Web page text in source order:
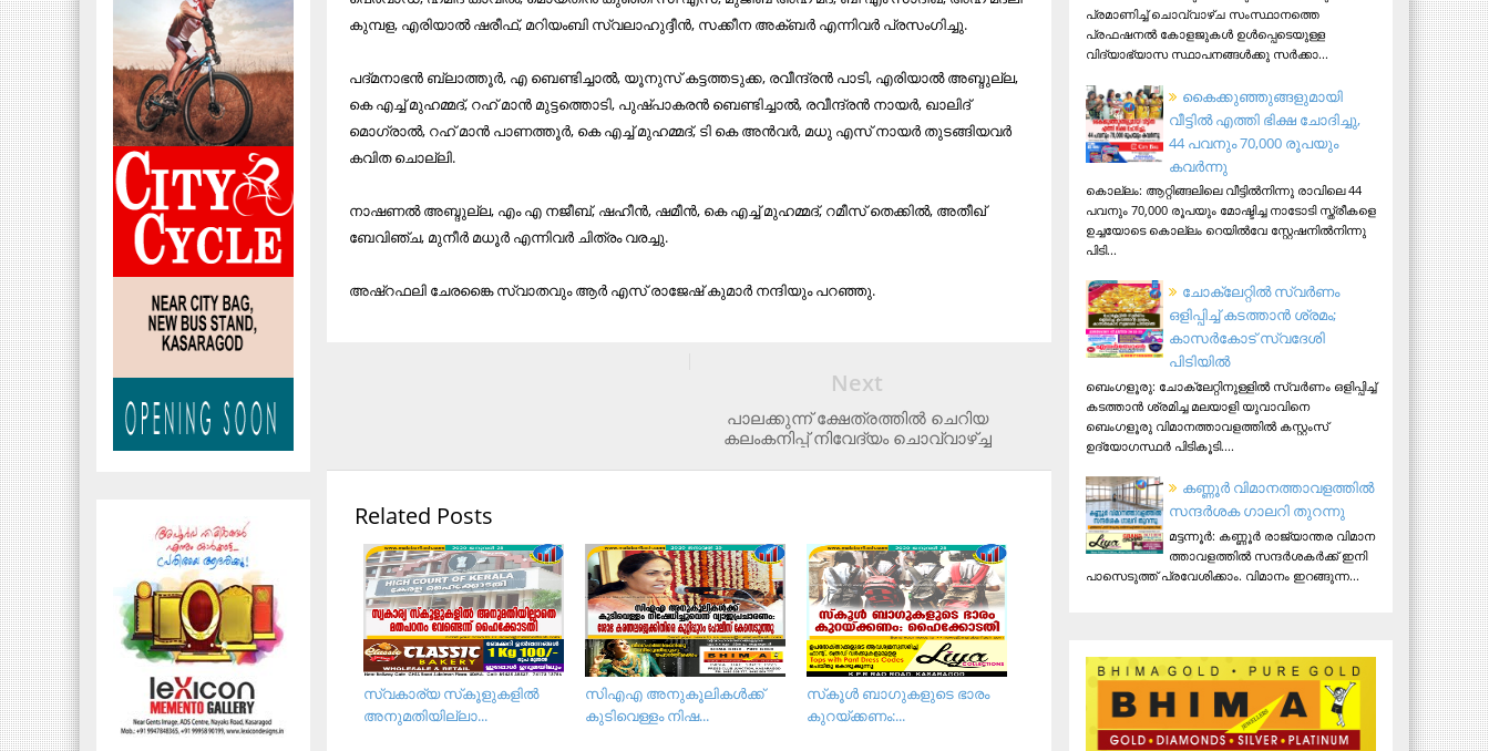
കുമ്പള, എരിയാല്‍ ഷരീഫ്, മറിയംബി സ്വലാഹുദ്ദീന്‍, സക്കീന അക്ബര്‍ എന്നിവര്‍ പ്രസംഗിച്ചു.
പദ്മനാഭന്‍ ബ്ലാത്തൂര്‍, എ ബെണ്ടിച്ചാല്‍, യൂനുസ് കട്ടത്തടുക്ക, രവീന്ദ്രന്‍ പാടി, എരിയാല്‍ അബ്ദുല്ല,
കെ എച്ച് മുഹമ്മദ്, റഹ് മാന്‍ മുട്ടത്തൊടി, പുഷ്പാകരന്‍ ബെണ്ടിച്ചാല്‍, രവീന്ദ്രന്‍ നായര്‍, ഖാലിദ്
മൊഗ്രാല്‍, റഹ് മാന്‍ പാണത്തൂര്‍, കെ എച്ച് മുഹമ്മദ്, ടി കെ അന്‍വര്‍, മധു എസ് നായര്‍ തുടങ്ങിയവര്‍
കവിത ചൊല്ലി.
നാഷണല്‍ അബ്ദുല്ല, എം എ നജീബ്, ഷഹീന്‍, ഷമീന്‍, കെ എച്ച് മുഹമ്മദ്, റമീസ് തെക്കില്‍, അതീഖ്
ബേവിഞ്ച, മുനീര്‍ മധൂര്‍ എന്നിവര്‍ ചിത്രം വരച്ചു.
അഷ്റഫലി ചേരങ്കൈ സ്വാതവും ആര്‍ എസ് രാജേഷ് കുമാര്‍ നന്ദിയും പറഞ്ഞു.
Next
പാലക്കുന്ന് ക്ഷേത്രത്തിൽ ചെറിയ
കലംകനിപ്പ്‌ നിവേദ്യം ചൊവ്വാഴ്ച്ച
Related Posts
സ്‌കൂള്‍ ബാഗുകളുടെ ഭാരം
കുറയ്ക്കണം:...
സിഎഎ അനുകൂലികള്‍ക്ക്
കുടിവെള്ളം നിഷ...
സ്വകാര്യ സ്‌കൂളുകളില്‍
അനുമതിയില്ലാ...
പ്രമാണിച്ച് ചൊവ്വാഴ്ച സംസ്ഥാനത്തെ
പ്രഫഷനല്‍ കോളജുകള്‍ ഉള്‍പ്പെടെയുള്ള
വിദ്യാഭ്യാസ സ്ഥാപനങ്ങള്‍ക്കു സര്‍ക്കാ...
കൈക്കുഞ്ഞുങ്ങളുമായി
വീട്ടിൽ എത്തി ഭിക്ഷ ചോദിച്ചു,
44 പവനും 70,000 രൂപയും
കവർന്നു
കൊല്ലം: ആറ്റിങ്ങലിലെ വീട്ടിൽനിന്നു രാവിലെ 44
പവനും 70,000 രൂപയും മോഷ്ടിച്ച നാടോടി സ്ത്രീകളെ
ഉച്ചയോടെ കൊല്ലം റെയിൽവേ സ്റ്റേഷനിൽനിന്നു
പിടി...
ചോക്ലേറ്റിൽ സ്വർണം
ഒളിപ്പിച്ച് കടത്താൻ ശ്രമം;
കാസർകോട് സ്വദേശി
പിടിയില്‍
ബെംഗളൂരു: ചോക്ലേറ്റിനുള്ളിൽ സ്വർണം ഒളിപ്പിച്ച്
കടത്താൻ ശ്രമിച്ച മലയാളി യുവാവിനെ
ബെംഗളൂരു വിമാനത്താവളത്തിൽ കസ്റ്റംസ്
ഉദ്യോഗസ്ഥർ പിടികൂടി....
ക​ണ്ണൂ​ർ വി​മാ​ന​ത്താ​വ​ള​ത്തി​ൽ
സ​ന്ദ​ർ​ശ​ക ഗാ​ല​റി തു​റ​ന്നു
മ​ട്ട​ന്നൂ​ർ: ക​ണ്ണൂ​ർ രാ​ജ്യാ​ന്ത​ര വി​മാ​ന​
ത്താ​വ​ള​ത്തി​ൽ സ​ന്ദ​ർ​ശ​ക​ർ​ക്ക് ഇ​നി
പാ​സെ​ടു​ത്ത് പ്ര​വേ​ശി​ക്കാം. വി​മാ​നം ഇ​റ​ങ്ങു​ന്ന...